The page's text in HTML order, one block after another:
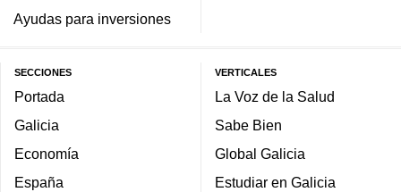
Ayudas para inversiones
SECCIONES
Portada
Galicia
Economía
España
VERTICALES
La Voz de la Salud
Sabe Bien
Global Galicia
Estudiar en Galicia